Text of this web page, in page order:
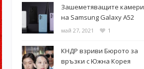
Зашеметяващите камери
на Samsung Galaxy A52
май 27, 2021 1
КНДР взриви Бюрото за
връзки с Южна Корея